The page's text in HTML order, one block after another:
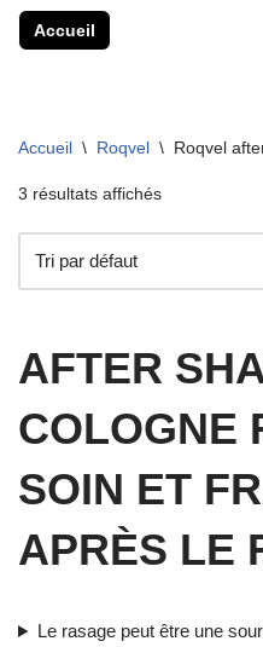
Accueil
Accueil \ Roqvel \ Roqvel
3 résultats affichés
AFTER
COLOGNE
SOIN ET
APRÈS LE
Le rasage peut être une